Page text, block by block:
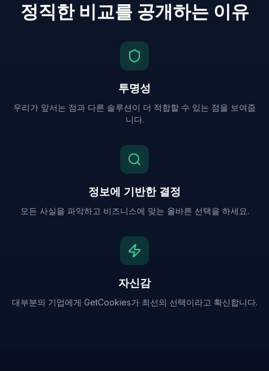
정직한 비교를 공개하는 이유
투명성
우리가 앞서는 점과 다른 솔루션이 더 적합할 수 있는 점을 보여줍
니다.
정보에 기반한 결정
모든 사실을 파악하고 비즈니스에 맞는 올바른 선택을 하세요.
자신감
대부분의 기업에게 GetCookies가 최선의 선택이라고 확신합니다.